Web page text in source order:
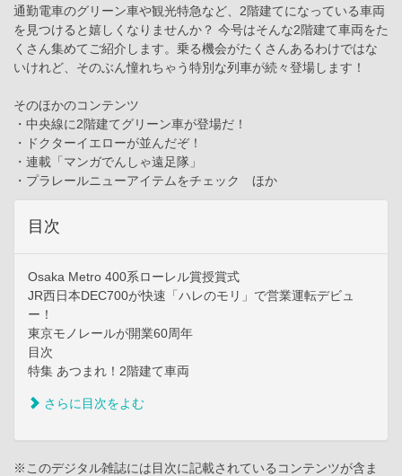
通勤電車のグリーン車や観光特急など、2階建てになっている車両
を見つけると嬉しくなりませんか？ 今号はそんな2階建て車両をた
くさん集めてご紹介します。乗る機会がたくさんあるわけではな
いけれど、そのぶん憧れちゃう特別な列車が続々登場します！
そのほかのコンテンツ
・中央線に2階建てグリーン車が登場だ！
・ドクターイエローが並んだぞ！
・連載「マンガでんしゃ遠足隊」
・プラレールニューアイテムをチェック ほか
目次
Osaka Metro 400系ローレル賞授賞式
JR西日本DEC700が快速「ハレのモリ」で営業運転デビュ
ー！
東京モノレールが開業60周年
目次
特集 あつまれ！2階建て車両
さらに目次をよむ
※このデジタル雑誌には目次に記載されているコンテンツが含ま